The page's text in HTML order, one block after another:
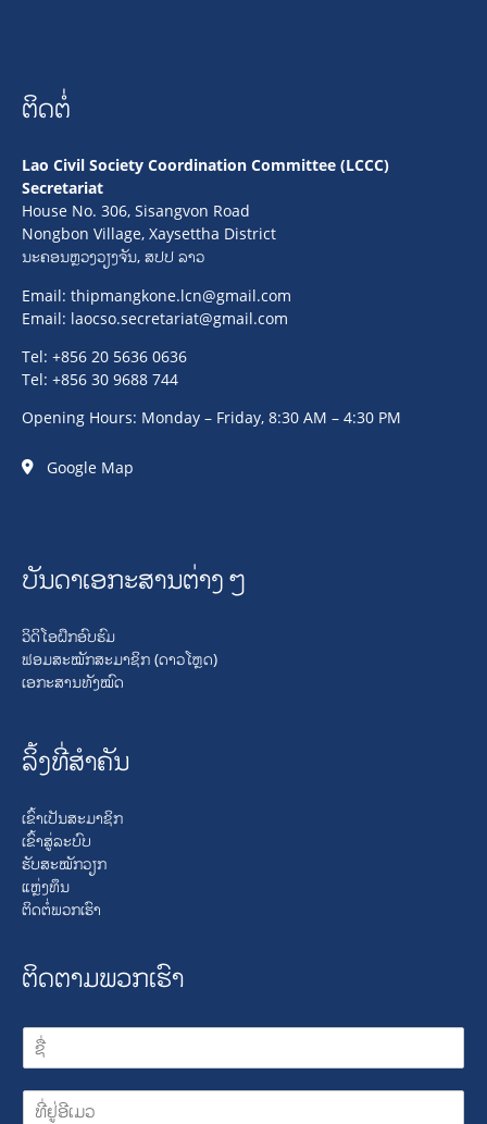
ຕິດຕໍ່
Lao Civil Society Coordination Committee (LCCC)
Secretariat
House No. 306, Sisangvon Road
Nongbon Village, Xaysettha District
ນະຄອນຫຼວງວຽງຈັນ, ສປປ ລາວ
Email: thipmangkone.lcn@gmail.com
Email: laocso.secretariat@gmail.com
Tel: +856 20 5636 0636
Tel: +856 30 9688 744
Opening Hours: Monday – Friday, 8:30 AM – 4:30 PM
Google Map
ບັນດາເອກະສານຕ່າງໆ
ວິດິໂອຝຶກອົບຮົມ
ຟອມສະໝັກສະມາຊິກ (ດາວໂຫຼດ)
ເອກະສານທັງໝົດ
ລິ້ງທີ່ສໍາຄັນ
ເຂົ້າເປັນສະມາຊິກ
ເຂົ້າສູ່ລະບົບ
ຮັບສະໝັກວຽກ
ແຫຼ່ງທຶນ
ຕິດຕໍ່ພວກເຮົາ
ຕິດຕາມພວກເຮົາ